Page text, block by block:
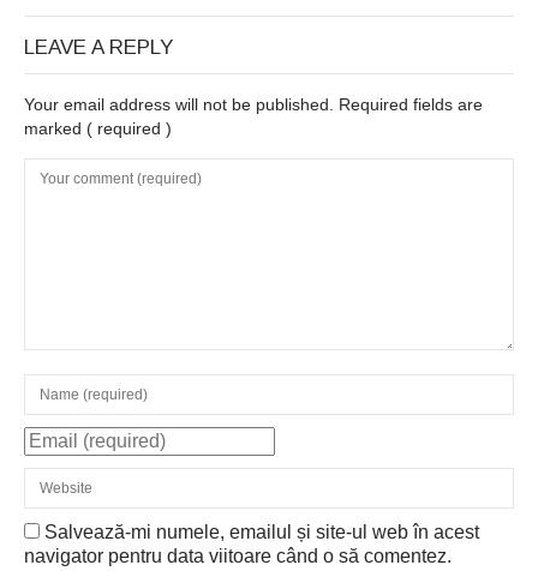
LEAVE A REPLY
Your email address will not be published. Required fields are
marked ( required )
Salvează-mi numele, emailul și site-ul web în acest
navigator pentru data viitoare când o să comentez.